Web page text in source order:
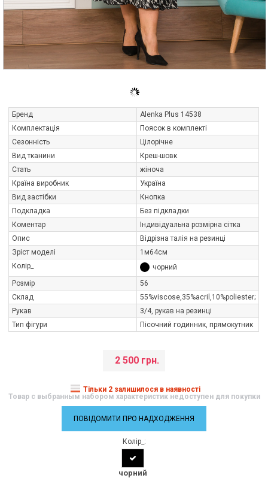
Бренд
Alenka Plus 14538
Комплектація
Поясок в комплекті
Сезонність
Цілорічне
Вид тканини
Креш-шовк
Стать
жіноча
Країна виробник
Україна
Вид застібки
Кнопка
Подкладка
Без підкладки
Коментар
Індивідуальна розмірна сітка
Опис
Відрізна талія на резинці
Зріст моделі
1м64см
Колір_
чорний
Розмір
56
Склад
55%viscose,35%aсril,10%poliester;
Рукав
3/4, рукав на резинці
Тип фігури
Пісочний годинник, прямокутник
2 500 грн.
Тільки 2 залишилося в наявності
Товар с выбранным набором характеристик недоступен для покупки
ПОВІДОМИТИ ПРО НАДХОДЖЕННЯ
Колір_:
чорний